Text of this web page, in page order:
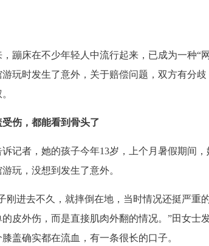
床在不少年轻人中流行起来，已成为一种“
玩时发生了意外，关于赔偿问题，双方有分歧
伤，都能看到骨头了
者，她的孩子今年13岁，上个月暑假期间，
玩，没想到发生了意外。
进去不久，就摔倒在地，当时情况还挺严重
皮外伤，而是直接肌肉外翻的情况。”田女士
盖确实都在流血，有一条很长的口子。